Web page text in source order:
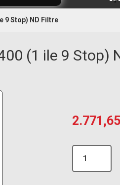
9 Stop) ND Filtre
(1 ile 9 Stop)